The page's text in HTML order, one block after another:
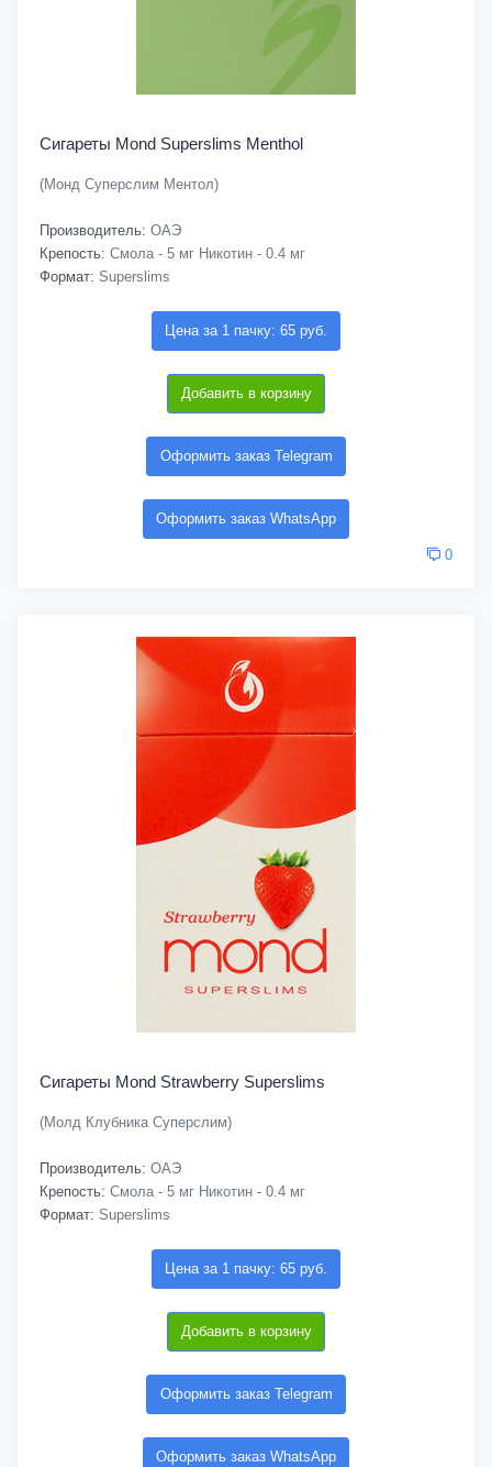
Сигареты Mond Superslims Menthol
(Монд Суперслим Ментол)
Производитель: ОАЭ
Крепость: Смола - 5 мг Никотин - 0.4 мг
Формат: Superslims
Цена за 1 пачку: 65 руб.
Добавить в корзину
Оформить заказ Telegram
Оформить заказ WhatsApp
0
Сигареты Mond Strawberry Superslims
(Молд Клубника Суперслим)
Производитель: ОАЭ
Крепость: Смола - 5 мг Никотин - 0.4 мг
Формат: Superslims
Цена за 1 пачку: 65 руб.
Добавить в корзину
Оформить заказ Telegram
Оформить заказ WhatsApp